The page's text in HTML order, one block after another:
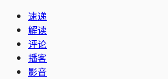
速递
解读
评论
播客
影音